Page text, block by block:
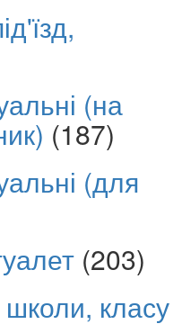
(на
(187)
(для
(203)
класу